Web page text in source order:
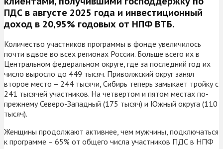
ПДС в августе 2025 года и инвестиционный
доход в 20,95% годовых от НПФ ВТБ.
Количество участников программы в фонде увеличилось
почти вдвое во всех регионах России. Больше всего их в
Центральном федеральном округе, где за последний год их
число выросло до 449 тысяч. Приволжский округ занял
второе место – 244 тысячи, Сибирь теперь замыкает тройку с
241 тысячей участников. На четвертом и пятом местах по-
прежнему Северо-Западный (175 тысяч) и Южный округа (110
тысяч).
Женщины продолжают активнее, чем мужчины, подключаться
к программе – 65% от общего числа участников ПДС в НПФ